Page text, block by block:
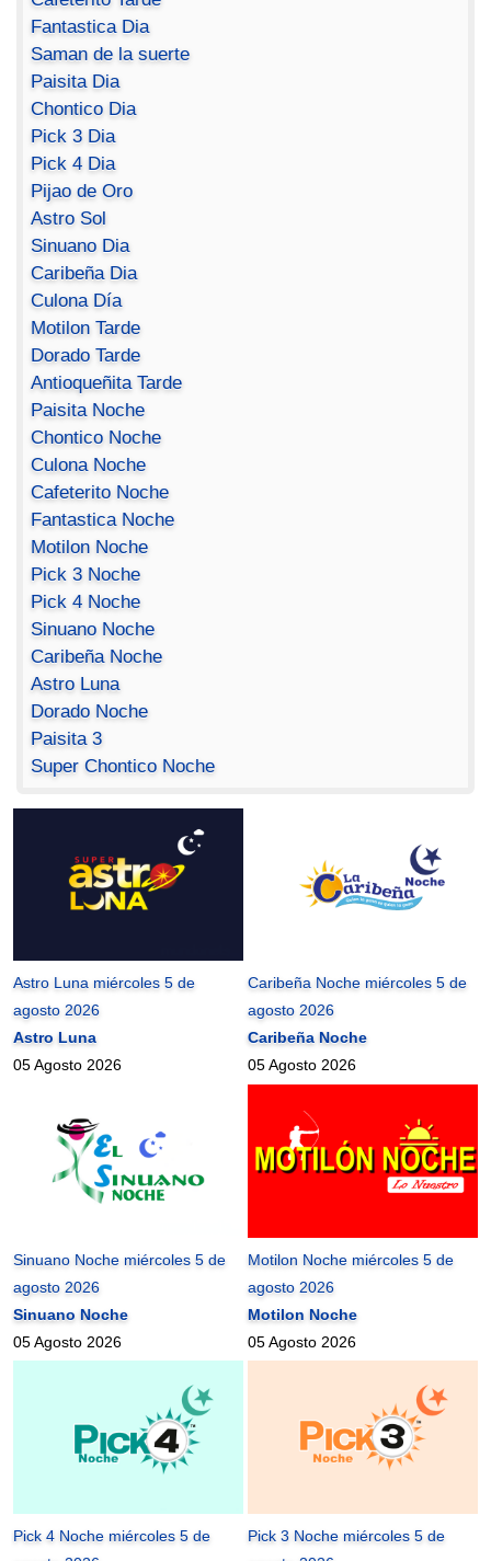
Fantastica Dia
Saman de la suerte
Paisita Dia
Chontico Dia
Pick 3 Dia
Pick 4 Dia
Pijao de Oro
Astro Sol
Sinuano Dia
Caribeña Dia
Culona Día
Motilon Tarde
Dorado Tarde
Antioqueñita Tarde
Paisita Noche
Chontico Noche
Culona Noche
Cafeterito Noche
Fantastica Noche
Motilon Noche
Pick 3 Noche
Pick 4 Noche
Sinuano Noche
Caribeña Noche
Astro Luna
Dorado Noche
Paisita 3
Super Chontico Noche
Astro Luna miércoles 5 de
agosto 2026
Astro Luna
05 Agosto 2026
Caribeña Noche miércoles 5 de
agosto 2026
Caribeña Noche
05 Agosto 2026
Sinuano Noche miércoles 5 de
agosto 2026
Sinuano Noche
05 Agosto 2026
Motilon Noche miércoles 5 de
agosto 2026
Motilon Noche
05 Agosto 2026
Pick 4 Noche miércoles 5 de
Pick 3 Noche miércoles 5 de